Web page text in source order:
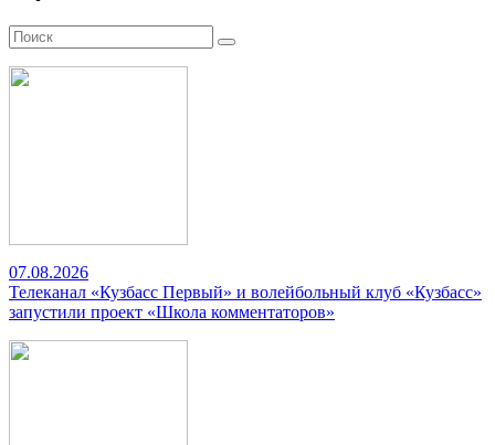
07.08.2026
Телеканал «Кузбасс Первый» и волейбольный клуб «Кузбасс»
запустили проект «Школа комментаторов»